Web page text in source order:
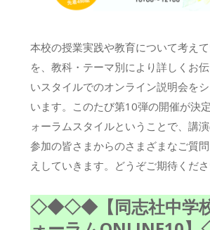
本校の授業実践や教育について考え
を、教科・テーマ別により詳しくお
いスタイルでのオンライン説明会を
います。このたび第10弾の開催が決
ォーラムスタイルということで、講
参加の皆さまからのさまざまなご質
えしていきます。どうぞご期待くださ
◇◆◇◆【同志社中学